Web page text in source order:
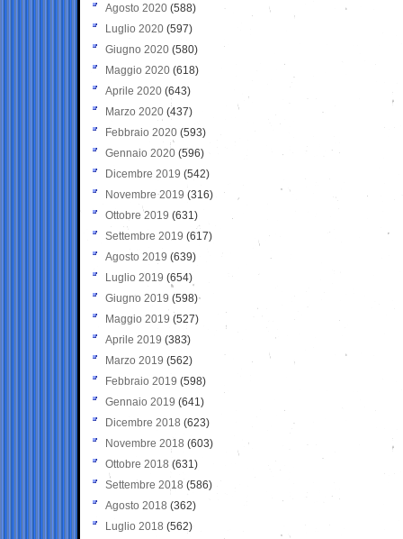
Agosto 2020 (588)
Luglio 2020 (597)
Giugno 2020 (580)
Maggio 2020 (618)
Aprile 2020 (643)
Marzo 2020 (437)
Febbraio 2020 (593)
Gennaio 2020 (596)
Dicembre 2019 (542)
Novembre 2019 (316)
Ottobre 2019 (631)
Settembre 2019 (617)
Agosto 2019 (639)
Luglio 2019 (654)
Giugno 2019 (598)
Maggio 2019 (527)
Aprile 2019 (383)
Marzo 2019 (562)
Febbraio 2019 (598)
Gennaio 2019 (641)
Dicembre 2018 (623)
Novembre 2018 (603)
Ottobre 2018 (631)
Settembre 2018 (586)
Agosto 2018 (362)
Luglio 2018 (562)